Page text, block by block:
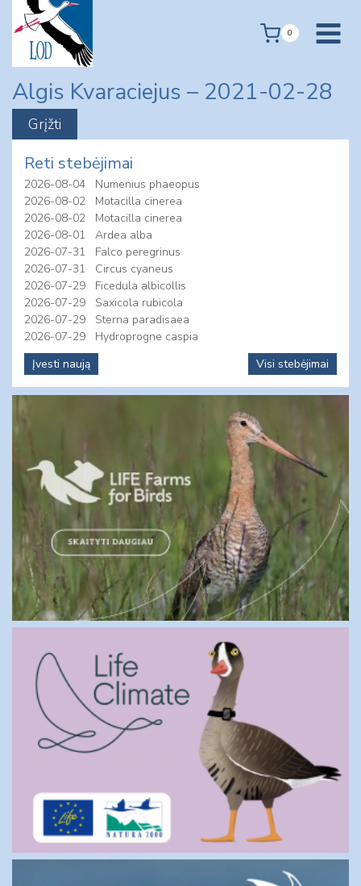
content
0
Algis Kvaraciejus – 2021-02-28
Reti stebėjimai
2026-08-04
Numenius phaeopus
2026-08-02
Motacilla cinerea
2026-08-02
Motacilla cinerea
2026-08-01
Ardea alba
2026-07-31
Falco peregrinus
2026-07-31
Circus cyaneus
2026-07-29
Ficedula albicollis
2026-07-29
Saxicola rubicola
2026-07-29
Sterna paradisaea
2026-07-29
Hydroprogne caspia
Įvesti naują
Visi stebėjimai